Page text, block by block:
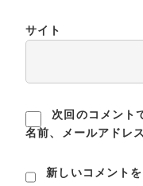
サイト
次回のコメント
名前、メールアドレ
新しいコメント